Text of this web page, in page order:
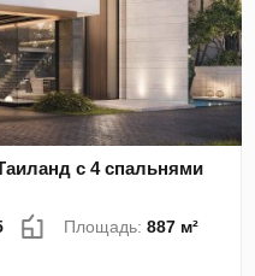
с 4 спальнями
Площадь:887 м²